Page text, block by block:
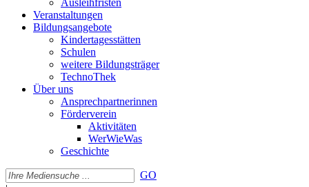
Ausleihfristen
Veranstaltungen
Bildungsangebote
Kindertagesstätten
Schulen
weitere Bildungsträger
TechnoThek
Über uns
Ansprechpartnerinnen
Förderverein
Aktivitäten
WerWieWas
Geschichte
GO